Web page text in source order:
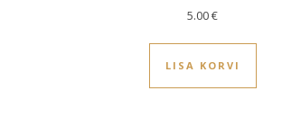
5.00€
LISA KORVI